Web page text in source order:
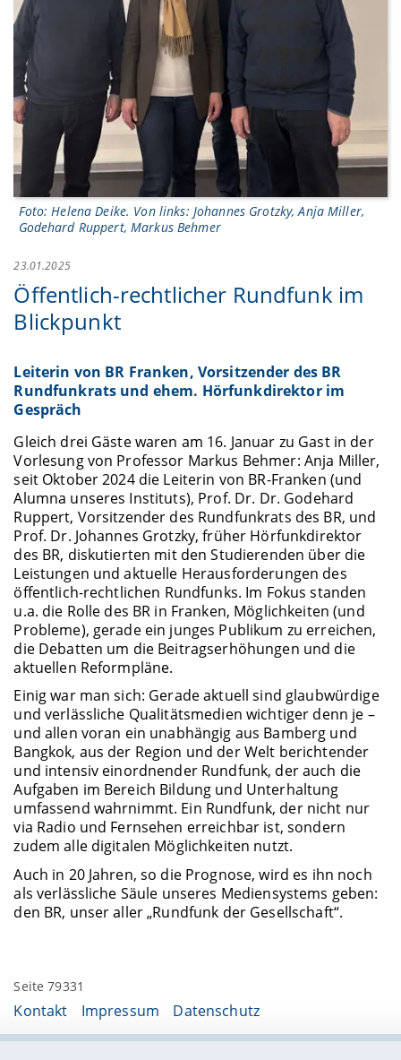
Foto: Helena Deike. Von links: Johannes Grotzky, Anja Miller,
Godehard Ruppert, Markus Behmer
23.01.2025
Öffentlich-rechtlicher Rundfunk im
Blickpunkt
Leiterin von BR Franken, Vorsitzender des BR
Rundfunkrats und ehem. Hörfunkdirektor im
Gespräch
Gleich drei Gäste waren am 16. Januar zu Gast in der
Vorlesung von Professor Markus Behmer: Anja Miller,
seit Oktober 2024 die Leiterin von BR-Franken (und
Alumna unseres Instituts), Prof. Dr. Dr. Godehard
Ruppert, Vorsitzender des Rundfunkrats des BR, und
Prof. Dr. Johannes Grotzky, früher Hörfunkdirektor
des BR, diskutierten mit den Studierenden über die
Leistungen und aktuelle Herausforderungen des
öffentlich-rechtlichen Rundfunks. Im Fokus standen
u.a. die Rolle des BR in Franken, Möglichkeiten (und
Probleme), gerade ein junges Publikum zu erreichen,
die Debatten um die Beitragserhöhungen und die
aktuellen Reformpläne.
Einig war man sich: Gerade aktuell sind glaubwürdige
und verlässliche Qualitätsmedien wichtiger denn je –
und allen voran ein unabhängig aus Bamberg und
Bangkok, aus der Region und der Welt berichtender
und intensiv einordnender Rundfunk, der auch die
Aufgaben im Bereich Bildung und Unterhaltung
umfassend wahrnimmt. Ein Rundfunk, der nicht nur
via Radio und Fernsehen erreichbar ist, sondern
zudem alle digitalen Möglichkeiten nutzt.
Auch in 20 Jahren, so die Prognose, wird es ihn noch
als verlässliche Säule unseres Mediensystems geben:
den BR, unser aller „Rundfunk der Gesellschaft“.
Seite 79331
Kontakt Impressum Datenschutz